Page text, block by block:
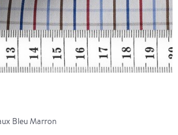
Bleu Marron